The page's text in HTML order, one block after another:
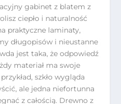
gabinet z blatem z
ciepło i naturalność
praktyczne laminaty,
długopisów i nieustanne
jest taka, że odpowiedź
materiał ma swoje
szkło wygląda
ale jedna niefortunna
z całością. Drewno z